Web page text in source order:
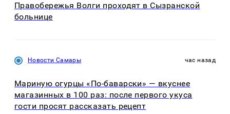
Правобережья Волги проходят в Сызранской
больнице
Новости Самары час назад
Мариную огурцы «По-баварски» — вкуснее
магазинных в 100 раз: после первого укуса
гости просят рассказать рецепт